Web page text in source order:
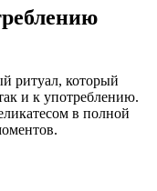
ритуал, который
и к употреблению.
в полной